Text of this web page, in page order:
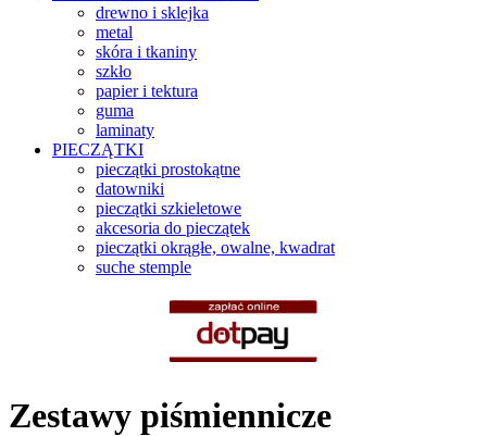
drewno i sklejka
metal
skóra i tkaniny
szkło
papier i tektura
guma
laminaty
PIECZĄTKI
pieczątki prostokątne
datowniki
pieczątki szkieletowe
akcesoria do pieczątek
pieczątki okrągłe, owalne, kwadrat
suche stemple
Zestawy piśmiennicze